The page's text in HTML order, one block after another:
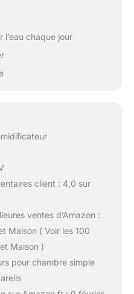
chaque jour
client : 4,0 sur
ventes d’Amazon :
Maison ( Voir les 100
Maison )
pour chambre simple